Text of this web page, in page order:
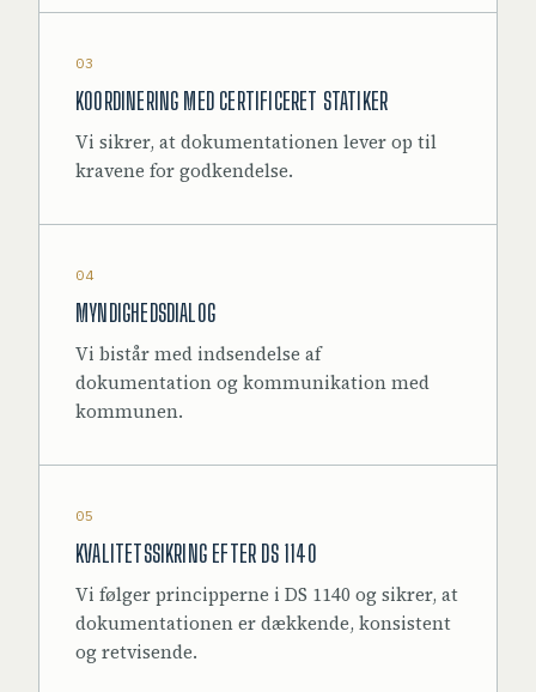
03
KOORDINERING MED CERTIFICERET STATIKER
Vi sikrer, at dokumentationen lever op til
kravene for godkendelse.
04
MYNDIGHEDSDIALOG
Vi bistår med indsendelse af
dokumentation og kommunikation med
kommunen.
05
KVALITETSSIKRING EFTER DS 1140
Vi følger principperne i DS 1140 og sikrer, at
dokumentationen er dækkende, konsistent
og retvisende.